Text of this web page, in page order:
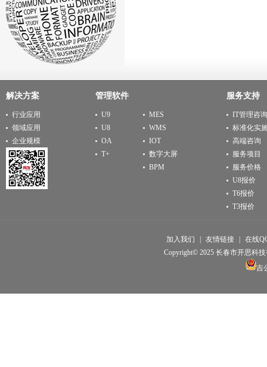
解决方案
行业应用
领域应用
企业规模
管理软件
U9
U8
OA
T+
MES
WMS
IOT
数字大屏
BPM
服务支持
IT管理咨询
标准化实
高端咨询
服务项目
服务价格
U8报价
T6报价
T3报价
加入我们 友情链接
在线
Copyright© 2025 长春市开思科
吉